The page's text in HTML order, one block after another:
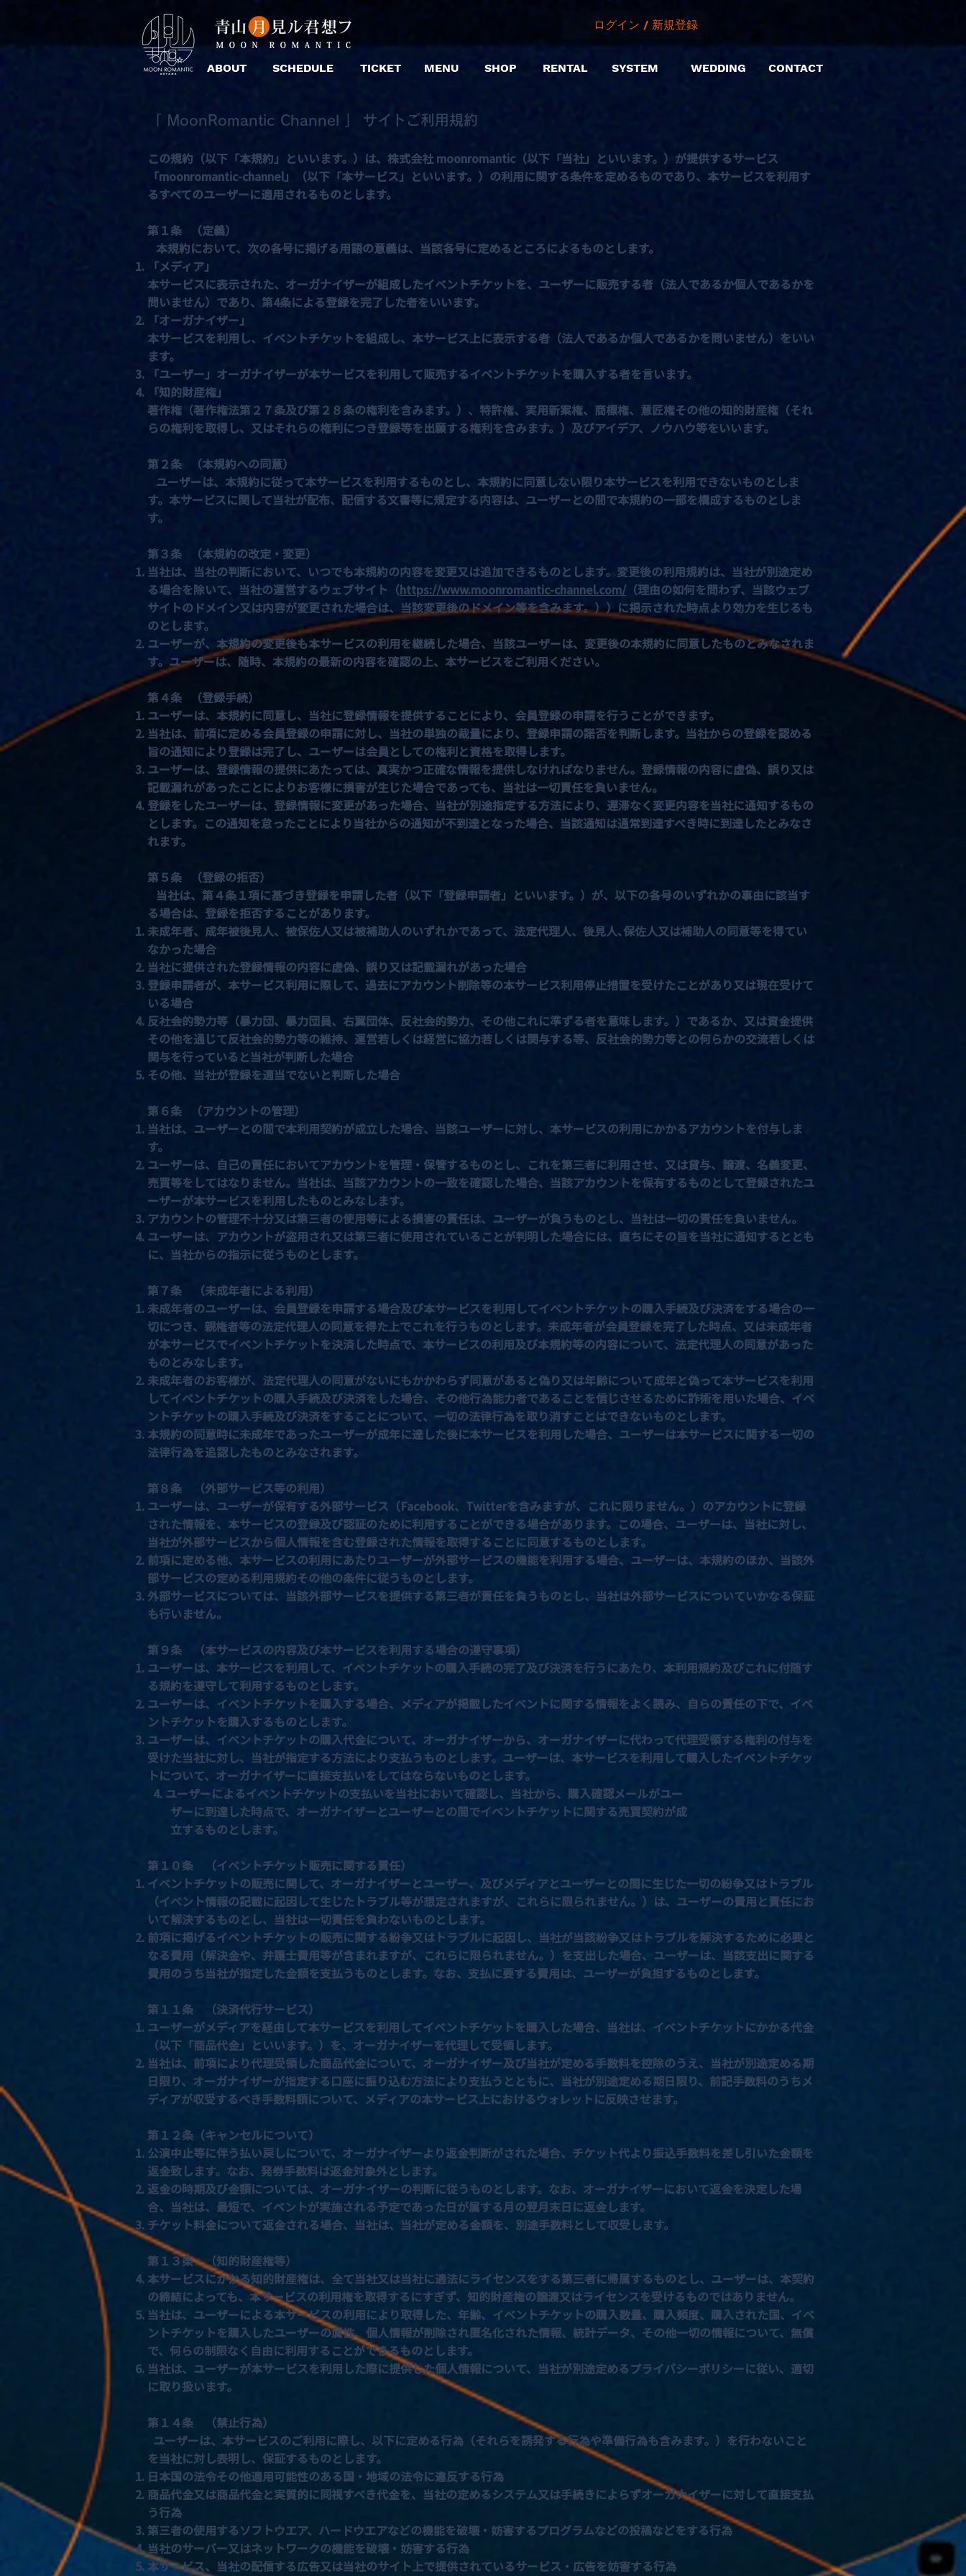
ABOUT SCHEDULE TICKET MENU SHOP
ログイン / 新規登録
RENTAL SYSTEM WEDDING CONTACT
「 MoonRomantic Channel 」 サイトご利用規約
この規約（以下「本規約」といいます。）は、株式会社 moonromantic（以下「当社」といいます。）が提供するサービス
「moonromantic-channel」（以下「本サービス」といいます。）の利用に関する条件を定めるものであり、本サービスを利用す
るすべてのユーザーに適用されるものとします。
第１条 （定義）
本規約において、次の各号に掲げる用語の意義は、当該各号に定めるところによるものとします。
「メディア」
本サービスに表示された、オーガナイザーが組成したイベントチケットを、ユーザーに販売する者（法人であるか個人であるかを
問いません）であり、第4条による登録を完了した者をいいます。
「オーガナイザー」
本サービスを利用し、イベントチケットを組成し、本サービス上に表示する者（法人であるか個人であるかを問いません）をいい
ます。
「ユーザー」オーガナイザーが本サービスを利用して販売するイベントチケットを購入する者を言います。
「知的財産権」
著作権（著作権法第２７条及び第２８条の権利を含みます。）、特許権、実用新案権、商標権、意匠権その他の知的財産権（それ
らの権利を取得し、又はそれらの権利につき登録等を出願する権利を含みます。）及びアイデア、ノウハウ等をいいます。
第２条 （本規約への同意）
ユーザーは、本規約に従って本サービスを利用するものとし、本規約に同意しない限り本サービスを利用できないものとしま
す。本サービスに関して当社が配布、配信する文書等に規定する内容は、ユーザーとの間で本規約の一部を構成するものとしま
す。
第３条 （本規約の改定・変更）
当社は、当社の判断において、いつでも本規約の内容を変更又は追加できるものとします。変更後の利用規約は、当社が別途定め
る場合を除いて、当社の運営するウェブサイト（https://www.moonromantic-channel.com/ （理由の如何を問わず、当該ウェブ
サイトのドメイン又は内容が変更された場合は、当該変更後のドメイン等を含みます。））に掲示された時点より効力を生じるも
のとします。
ユーザーが、本規約の変更後も本サービスの利用を継続した場合、当該ユーザーは、変更後の本規約に同意したものとみなされま
す。ユーザーは、随時、本規約の最新の内容を確認の上、本サービスをご利用ください。
第４条 （登録手続）
ユーザーは、本規約に同意し、当社に登録情報を提供することにより、会員登録の申請を行うことができます。
当社は、前項に定める会員登録の申請に対し、当社の単独の裁量により、登録申請の諾否を判断します。当社からの登録を認める
旨の通知により登録は完了し、ユーザーは会員としての権利と資格を取得します。
ユーザーは、登録情報の提供にあたっては、真実かつ正確な情報を提供しなければなりません。登録情報の内容に虚偽、誤り又は
記載漏れがあったことによりお客様に損害が生じた場合であっても、当社は一切責任を負いません。
登録をしたユーザーは、登録情報に変更があった場合、当社が別途指定する方法により、遅滞なく変更内容を当社に通知するもの
とします。この通知を怠ったことにより当社からの通知が不到達となった場合、当該通知は通常到達すべき時に到達したとみなさ
れます。
第５条 （登録の拒否）
当社は、第４条１項に基づき登録を申請した者（以下「登録申請者」といいます。）が、以下の各号のいずれかの事由に該当す
る場合は、登録を拒否することがあります。
未成年者、成年被後見人、被保佐人又は被補助人のいずれかであって、法定代理人、後見人､保佐人又は補助人の同意等を得てい
なかった場合
当社に提供された登録情報の内容に虚偽、誤り又は記載漏れがあった場合
登録申請者が、本サービス利用に際して、過去にアカウント削除等の本サービス利用停止措置を受けたことがあり又は現在受けて
いる場合
反社会的勢力等（暴力団、暴力団員、右翼団体、反社会的勢力、その他これに準ずる者を意味します。）であるか、又は資金提供
その他を通じて反社会的勢力等の維持、運営若しくは経営に協力若しくは関与する等、反社会的勢力等との何らかの交流若しくは
関与を行っていると当社が判断した場合
その他、当社が登録を適当でないと判断した場合
第６条 （アカウントの管理）
当社は、ユーザーとの間で本利用契約が成立した場合、当該ユーザーに対し、本サービスの利用にかかるアカウントを付与しま
す。
ユーザーは、自己の責任においてアカウントを管理・保管するものとし、これを第三者に利用させ、又は貸与、譲渡、名義変更、
売買等をしてはなりません。当社は、当該アカウントの一致を確認した場合、当該アカウントを保有するものとして登録されたユ
ーザーが本サービスを利用したものとみなします。
アカウントの管理不十分又は第三者の使用等による損害の責任は、ユーザーが負うものとし、当社は一切の責任を負いません。
ユーザーは、アカウントが盗用され又は第三者に使用されていることが判明した場合には、直ちにその旨を当社に通知するととも
に、当社からの指示に従うものとします。
第７条 （未成年者による利用）
未成年者のユーザーは、会員登録を申請する場合及び本サービスを利用してイベントチケットの購入手続及び決済をする場合の一
切につき、親権者等の法定代理人の同意を得た上でこれを行うものとします。未成年者が会員登録を完了した時点、又は未成年者
が本サービスでイベントチケットを決済した時点で、本サービスの利用及び本規約等の内容について、法定代理人の同意があった
ものとみなします。
未成年者のお客様が、法定代理人の同意がないにもかかわらず同意があると偽り又は年齢について成年と偽って本サービスを利用
してイベントチケットの購入手続及び決済をした場合、その他行為能力者であることを信じさせるために詐術を用いた場合、イベ
ントチケットの購入手続及び決済をすることについて、一切の法律行為を取り消すことはできないものとします。
本規約の同意時に未成年であったユーザーが成年に達した後に本サービスを利用した場合、ユーザーは本サービスに関する一切の
法律行為を追認したものとみなされます。
第８条 （外部サービス等の利用）
ユーザーは、ユーザーが保有する外部サービス（Facebook、Twitterを含みますが、これに限りません。）のアカウントに登録
された情報を、本サービスの登録及び認証のために利用することができる場合があります。この場合、ユーザーは、当社に対し、
当社が外部サービスから個人情報を含む登録された情報を取得することに同意するものとします。
前項に定める他、本サービスの利用にあたりユーザーが外部サービスの機能を利用する場合、ユーザーは、本規約のほか、当該外
部サービスの定める利用規約その他の条件に従うものとします。
外部サービスについては、当該外部サービスを提供する第三者が責任を負うものとし、当社は外部サービスについていかなる保証
も行いません。
第９条 （本サービスの内容及び本サービスを利用する場合の遵守事項）
ユーザーは、本サービスを利用して、イベントチケットの購入手続の完了及び決済を行うにあたり、本利用規約及びこれに付随す
る規約を遵守して利用するものとします。
ユーザーは、イベントチケットを購入する場合、メディアが掲載したイベントに関する情報をよく読み、自らの責任の下で、イベ
ントチケットを購入するものとします。
ユーザーは、イベントチケットの購入代金について、オーガナイザーから、オーガナイザーに代わって代理受領する権利の付与を
受けた当社に対し、当社が指定する方法により支払うものとします。ユーザーは、本サービスを利用して購入したイベントチケッ
トについて、オーガナイザーに直接支払いをしてはならないものとします。
4. ユーザーによるイベントチケットの支払いを当社において確認し、当社から、購入確認メールがユー
ザーに到達した時点で、オーガナイザーとユーザーとの間でイベントチケットに関する売買契約が成
立するものとします。
第１０条 （イベントチケット販売に関する責任）
イベントチケットの販売に関して、オーガナイザーとユーザー、及びメディアとユーザーとの間に生じた一切の紛争又はトラブル
（イベント情報の記載に起因して生じたトラブル等が想定されますが、これらに限られません。）は、ユーザーの費用と責任にお
いて解決するものとし、当社は一切責任を負わないものとします。
前項に掲げるイベントチケットの販売に関する紛争又はトラブルに起因し、当社が当該紛争又はトラブルを解決するために必要と
なる費用（解決金や、弁護士費用等が含まれますが、これらに限られません。）を支出した場合、ユーザーは、当該支出に関する
費用のうち当社が指定した金額を支払うものとします。なお、支払に要する費用は、ユーザーが負担するものとします。
第１１条 （決済代行サービス）
ユーザーがメディアを経由して本サービスを利用してイベントチケットを購入した場合、当社は、イベントチケットにかかる代金
（以下「商品代金」といいます。）を、オーガナイザーを代理して受領します。
当社は、前項により代理受領した商品代金について、オーガナイザー及び当社が定める手数料を控除のうえ、当社が別途定める期
日限り、オーガナイザーが指定する口座に振り込む方法により支払うとともに、当社が別途定める期日限り、前記手数料のうちメ
ディアが収受するべき手数料額について、メディアの本サービス上におけるウォレットに反映させます。
第１２条（キャンセルについて）
公演中止等に伴う払い戻しについて、オーガナイザーより返金判断がされた場合、チケット代より振込手数料を差し引いた金額を
返金致します。なお、発券手数料は返金対象外とします。
返金の時期及び金額については、オーガナイザーの判断に従うものとします。なお、オーガナイザーにおいて返金を決定した場
合、当社は、最短で、イベントが実施される予定であった日が属する月の翌月末日に返金します。
チケット料金について返金される場合、当社は、当社が定める金額を、別途手数料として収受します。
第１３条 （知的財産権等）
本サービスにかかる知的財産権は、全て当社又は当社に適法にライセンスをする第三者に帰属するものとし、ユーザーは、本契約
の締結によっても、本サービスの利用権を取得するにすぎず、知的財産権の譲渡又はライセンスを受けるものではありません。
当社は、ユーザーによる本サービスの利用により取得した、年齢、イベントチケットの購入数量、購入頻度、購入された国、イベ
ントチケットを購入したユーザーの属性、個人情報が削除され匿名化された情報、統計データ、その他一切の情報について、無償
で、何らの制限なく自由に利用することができるものとします。
当社は、ユーザーが本サービスを利用した際に提供した個人情報について、当社が別途定めるプライバシーポリシーに従い、適切
に取り扱います。
第１４条 （禁止行為）
ユーザーは、本サービスのご利用に際し、以下に定める行為（それらを誘発する行為や準備行為も含みます。）を行わないこと
を当社に対し表明し、保証するものとします。
日本国の法令その他適用可能性のある国・地域の法令に違反する行為
商品代金又は商品代金と実質的に同視すべき代金を、当社の定めるシステム又は手続きによらずオーガナイザーに対して直接支払
う行為
第三者の使用するソフトウエア、ハードウエアなどの機能を破壊・妨害するプログラムなどの投稿などをする行為
当社のサーバー又はネットワークの機能を破壊・妨害する行為
本サービス、当社の配信する広告又は当社のサイト上で提供されているサービス・広告を妨害する行為